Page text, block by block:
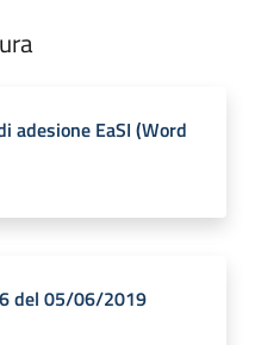
adesione EaSI (Word
del 05/06/2019